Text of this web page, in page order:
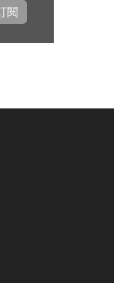
顧
閱